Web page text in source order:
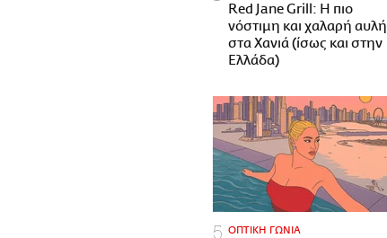
Red Jane Grill: Η πιο
νόστιμη και χαλαρή αυλή
στα Χανιά (ίσως και στην
Ελλάδα)
ΟΠΤΙΚΗ ΓΩΝΙΑ